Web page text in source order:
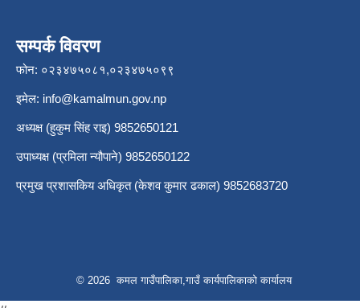
सम्पर्क विवरण
फोन: ०२३४७५०८१,०२३४७५०९९
इमेल: info@kamalmun.gov.np
अध्यक्ष (हुकुम सिंह राइ) 9852650121
उपाध्यक्ष (प्रमिला न्यौपाने) 9852650122
प्रमुख प्रशासकिय अधिकृत (केशव कुमार ढकाल) 9852683720
© 2026 कमल गाउँपालिका,गाउँ कार्यपालिकाको कार्यालय